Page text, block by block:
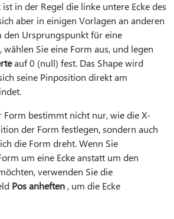
in der Regel die linke untere Ecke des
aber in einigen Vorlagen an anderen
den Ursprungspunkt für eine
Sie eine Form aus, und legen
auf 0 (null) fest. Das Shape wird
seine Pinposition direkt am
Form bestimmt nicht nur, wie die X-
der Form festlegen, sondern auch
die Form dreht. Wenn Sie
um eine Ecke anstatt um den
verwenden Sie die
Pos anheften , um die Ecke